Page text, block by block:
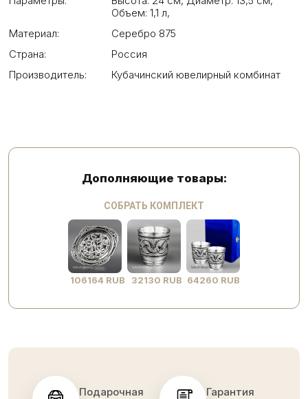
Объем: 1,1 л,
Материал:
Серебро 875
Страна:
Россия
Производитель:
Кубачинский ювелирный комбинат
Дополняющие товары:
СОБРАТЬ КОМПЛЕКТ
106164 RUB 32130 RUB 64260 RUB
Подарочная
Гарантия